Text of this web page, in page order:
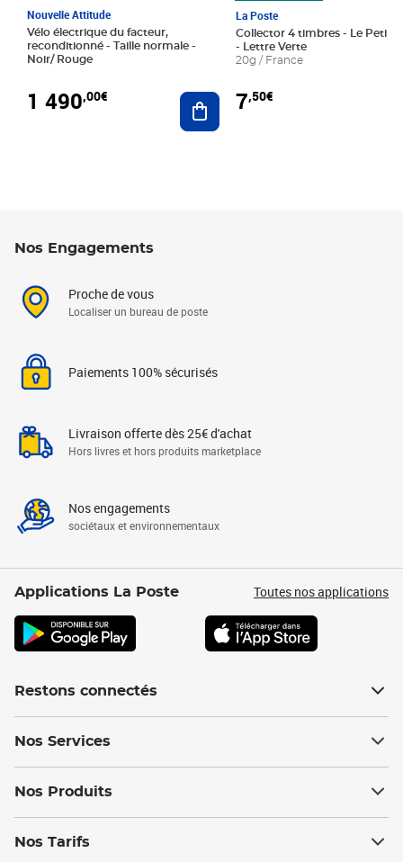
Nouvelle Attitude
Vélo électrique du facteur,
reconditionné - Taille normale -
Noir/ Rouge
1 490,00€ Ajouter au panier
La Poste
Collector 4 timbres - Le Petit
- Lettre Verte
20g / France
7,50€
Nos Engagements
Proche de vous
Localiser un bureau de poste
Paiements 100% sécurisés
Livraison offerte dès 25€ d'achat
Hors livres et hors produits marketplace
Nos engagements
sociétaux et environnementaux
Applications La Poste Toutes nos applications
Restons connectés
Nos Services
Nos Produits
Nos Tarifs